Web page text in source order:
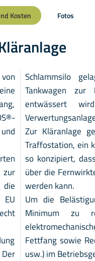
Kosten Fotos
die
Schlammsilo
Tankwagen
entwässert
Zur Kläranlage
Traffostation, ein
so konzipiert,
über die
werden kann.
Um die
Minimum zu
Fettfang sowie
usw.) im